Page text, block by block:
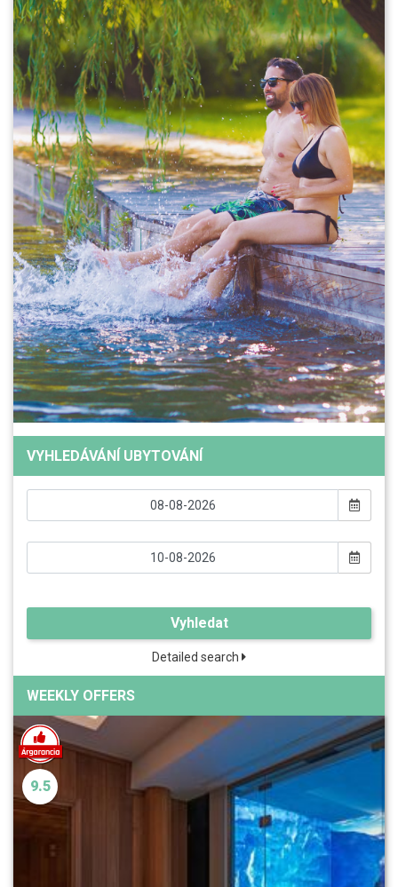
VYHLEDÁVÁNÍ UBYTOVÁNÍ
Vyhledat
Detailed search
WEEKLY OFFERS
9.5